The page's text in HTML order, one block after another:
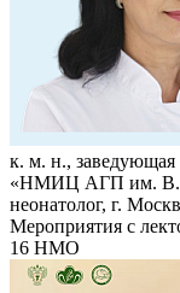
к. м. н.,
«НМИЦ АГП им. В.И.
неонатолог, г.
Мероприятия с
16 НМО